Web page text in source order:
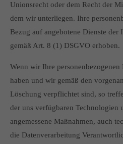
Unionsrecht oder dem Recht der
dem wir unterliegen. Ihre
Bezug auf angebotene Dienste der
gemäß Art. 8 (1) DSGVO erhoben.
Wenn wir Ihre
haben und wir gemäß den
Löschung verpflichtet sind, so
der uns verfügbaren Technologien
angemessene Maßnahmen, auch
die Datenverarbeitung